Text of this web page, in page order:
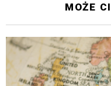
MOŻE